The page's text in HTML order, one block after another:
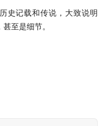
史记载和传说，大致说明
至是细节。